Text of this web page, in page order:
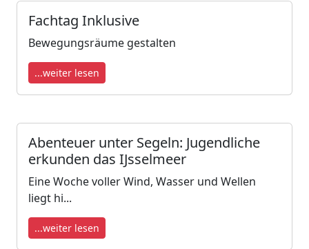
Fachtag Inklusive
Bewegungsräume gestalten
...weiter lesen
Abenteuer unter Segeln: Jugendliche
erkunden das IJsselmeer
Eine Woche voller Wind, Wasser und Wellen
liegt hi...
...weiter lesen